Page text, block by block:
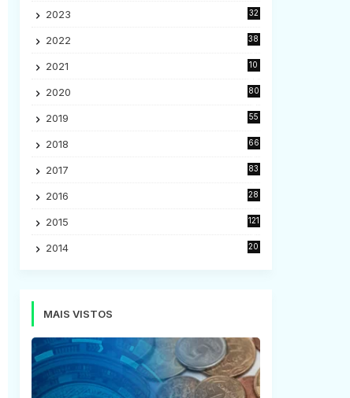
2023
32
2022
38
2021
10
2020
80
2019
55
2018
66
2017
83
2016
28
2015
121
2014
20
MAIS VISTOS